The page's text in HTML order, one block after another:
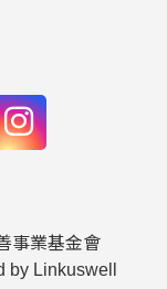
事業基金會
by Linkuswell